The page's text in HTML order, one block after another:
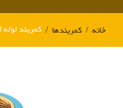
خانه کمربندها کمربند لوله